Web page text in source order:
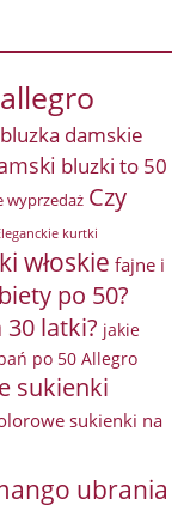
allegro
bluzka damskie
bluzki to 50
wyprzedaż Czy
kurtki
włoskie fajne i
po 50?
30 latki? jakie
po 50 Allegro
sukienki
sukienki na
ubrania